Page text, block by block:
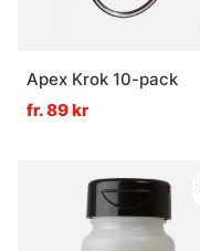
Apex Krok 10-pack
fr. 89 kr